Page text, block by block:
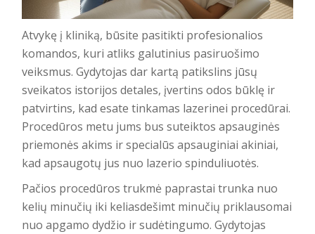
Atvykę į kliniką, būsite pasitikti profesionalios
komandos, kuri atliks galutinius pasiruošimo
veiksmus. Gydytojas dar kartą patikslins jūsų
sveikatos istorijos detales, įvertins odos būklę ir
patvirtins, kad esate tinkamas lazerinei procedūrai.
Procedūros metu jums bus suteiktos apsauginės
priemonės akims ir specialūs apsauginiai akiniai,
kad apsaugotų jus nuo lazerio spinduliuotės.
Pačios procedūros trukmė paprastai trunka nuo
kelių minučių iki keliasdešimt minučių priklausomai
nuo apgamo dydžio ir sudėtingumo. Gydytojas